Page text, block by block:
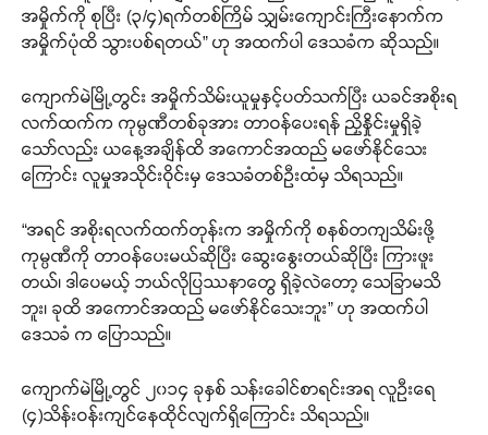
အမှိုက်ကို စုပြီး (၃/၄)ရက်တစ်ကြိမ် သျှမ်းကျောင်းကြီးနောက်က
အမှိုက်ပုံထိ သွားပစ်ရတယ်” ဟု အထက်ပါ ဒေသခံက ဆိုသည်။
ကျောက်မဲမြို့တွင်း အမှိုက်သိမ်းယူမှုနှင့်ပတ်သက်ပြီး ယခင်အစိုးရ
လက်ထက်က ကုမ္ပဏီတစ်ခုအား တာဝန်ပေးရန် ညှိနှိုင်းမှုရှိခဲ့
သော်လည်း ယနေ့အချိန်ထိ အကောင်အထည် မဖော်နိုင်သေး
ကြောင်း လူမှုအသိုင်းဝိုင်းမှ ဒေသခံတစ်ဦးထံမှ သိရသည်။
“အရင် အစိုးရလက်ထက်တုန်းက အမှိုက်ကို စနစ်တကျသိမ်းဖို့
ကုမ္ပဏီကို တာဝန်ပေးမယ်ဆိုပြီး ဆွေးနွေးတယ်ဆိုပြီး ကြားဖူး
တယ်၊ ဒါပေမယ့် ဘယ်လိုပြဿနာတွေ ရှိခဲ့လဲတော့ သေခြာမသိ
ဘူး၊ ခုထိ အကောင်အထည် မဖော်နိုင်သေးဘူး” ဟု အထက်ပါ
ဒေသခံ က ပြောသည်။
ကျောက်မဲမြို့တွင် ၂၀၁၄ ခုနှစ် သန်းခေါင်စာရင်းအရ လူဦးရေ
(၄)သိန်းဝန်းကျင်နေထိုင်လျက်ရှိကြောင်း သိရသည်။